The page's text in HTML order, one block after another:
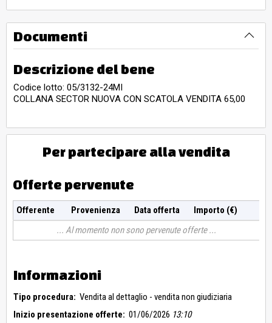
Documenti
Descrizione del bene
Codice lotto: 05/3132-24MI
COLLANA SECTOR NUOVA CON SCATOLA VENDITA 65,00
Per partecipare alla vendita
Offerte pervenute
Offerente Provenienza Data offerta
Importo (€)
Al momento non sono pervenute offerte
Informazioni
Tipo procedura: Vendita al dettaglio - vendita non giudiziaria
Inizio presentazione offerte: 01/06/2026 13:10